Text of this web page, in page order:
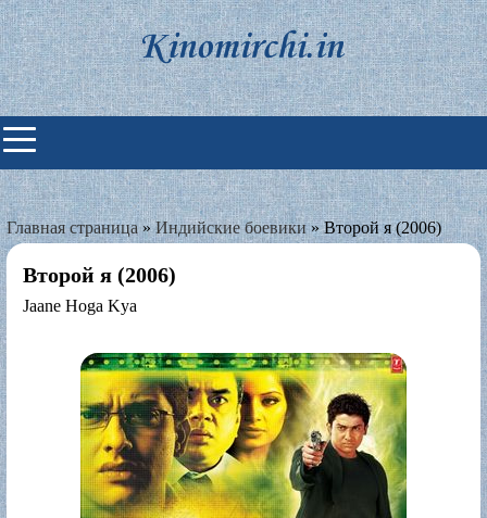
Skip
to
content
Индийские фильмы смотреть
онлайн
Главная страница »Индийские боевики»Второй я (2006)
Второй я (2006)
Jaane Hoga Kya